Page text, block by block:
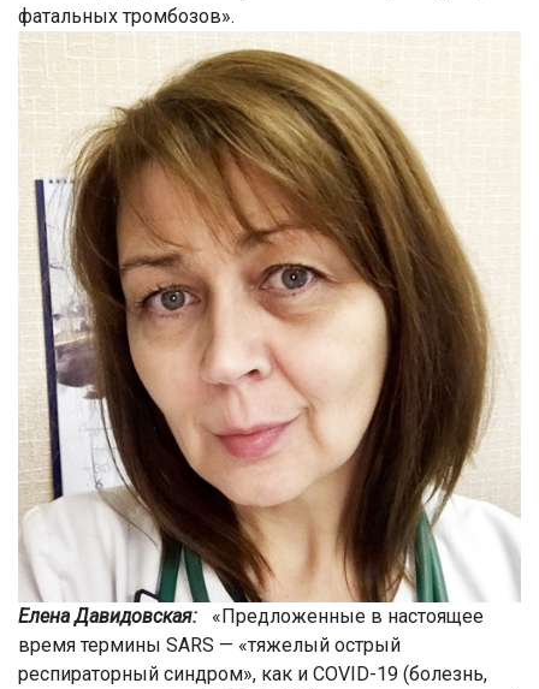
фатальных тромбозов».
Елена Давидовская: «Предложенные в настоящее
время термины SARS — «тяжелый острый
респираторный синдром», как и COVID-19 (болезнь,